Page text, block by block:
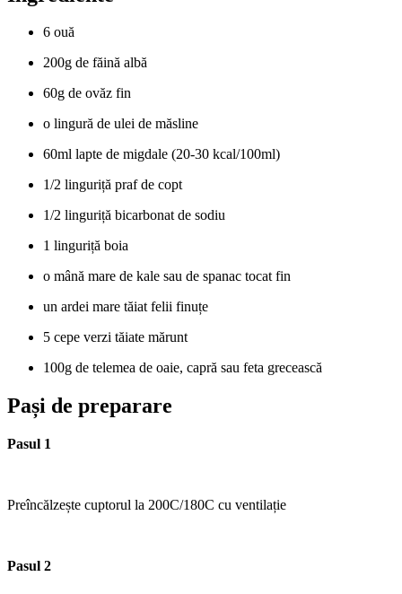
6 ouă
200g de făină albă
60g de ovăz fin
o lingură de ulei de măsline
60ml lapte de migdale (20-30 kcal/100ml)
1/2 linguriță praf de copt
1/2 linguriță bicarbonat de sodiu
1 linguriță boia
o mână mare de kale sau de spanac tocat fin
un ardei mare tăiat felii finuțe
5 cepe verzi tăiate mărunt
100g de telemea de oaie, capră sau feta grecească
Pași de preparare
Pasul 1
Preîncălzește cuptorul la 200C/180C cu ventilație
Pasul 2